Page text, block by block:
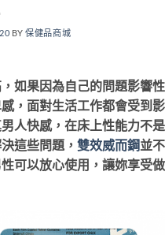
BY保健品商城
如果因為自己的問題影響性
，面對生活工作都會受到影
人快感，在床上性能力不是
這些問題， 雙效威而鋼並不
可以放心使用，讓妳享受做